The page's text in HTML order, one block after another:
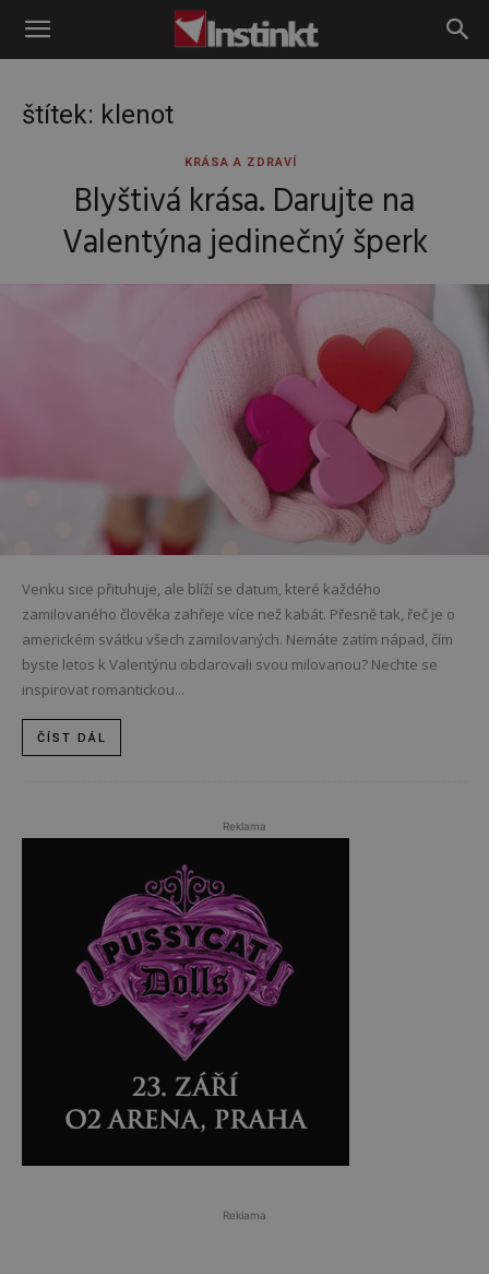
Instinkt
štítek: klenot
KRÁSA A ZDRAVÍ
Blyštivá krása. Darujte na
Valentýna jedinečný šperk
Venku sice přituhuje, ale blíží se datum, které každého
zamilovaného člověka zahřeje více než kabát. Přesně tak, řeč je o
americkém svátku všech zamilovaných. Nemáte zatím nápad, čím
byste letos k Valentýnu obdarovali svou milovanou? Nechte se
inspirovat romantickou...
ČÍST DÁL
Reklama
Reklama